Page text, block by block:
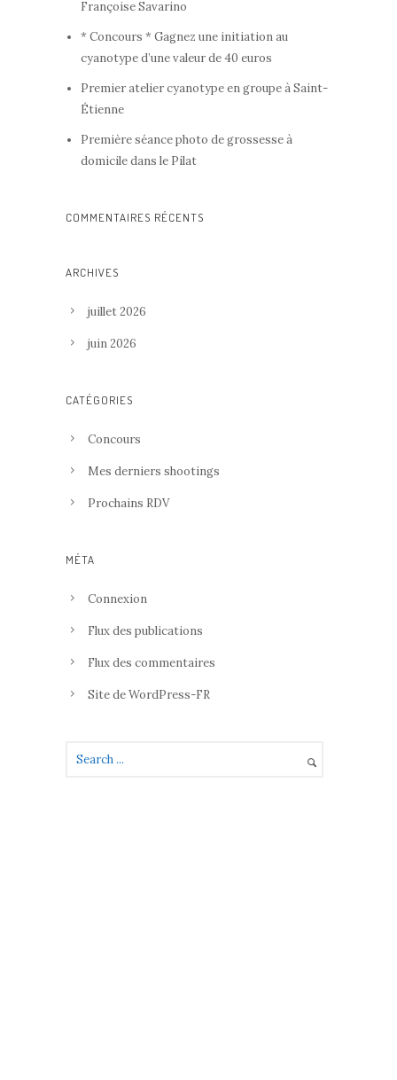
Françoise Savarino
* Concours * Gagnez une initiation au
cyanotype d’une valeur de 40 euros
Premier atelier cyanotype en groupe à Saint-
Étienne
Première séance photo de grossesse à
domicile dans le Pilat
COMMENTAIRES RÉCENTS
ARCHIVES
juillet 2026
juin 2026
CATÉGORIES
Concours
Mes derniers shootings
Prochains RDV
MÉTA
Connexion
Flux des publications
Flux des commentaires
Site de WordPress-FR